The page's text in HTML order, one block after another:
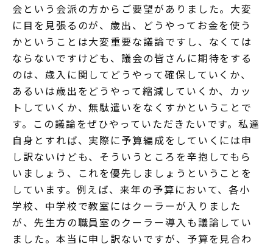
会という会派の方からご要望がありました。大変
に目を見張るのが、歳出、どうやってお金を使う
かということは大変重要な議論ですし、なくては
ならないですけども、議会の皆さんに期待をする
のは、歳入に関してどうやって確保していくか、
あるいは歳出をどうやって縮減していくか、カッ
トしていくか、無駄遣いをなくすかということで
す。この議論をぜひやっていただきたいです。私達
自身とすれば、実際に予算編成をしていくには申
し訳ないけども、そういうところを辛抱してもら
いましょう、これを優先しましょうということを
しています。例えば、来年の予算において、各小
学校、中学校で教室にはクーラーが入りました
が、先生方の職員室のクーラー導入も議論してい
ました。本当に申し訳ないですが、予算を見合わ